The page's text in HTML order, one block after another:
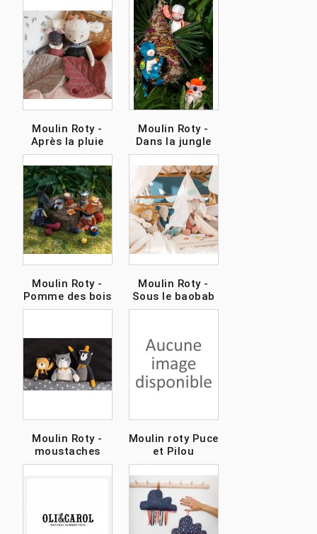
Moulin Roty -
Après la pluie
Moulin Roty -
Dans la jungle
Moulin Roty -
Pomme des bois
Moulin Roty -
Sous le baobab
Moulin Roty -
moustaches
Moulin roty Puce
et Pilou